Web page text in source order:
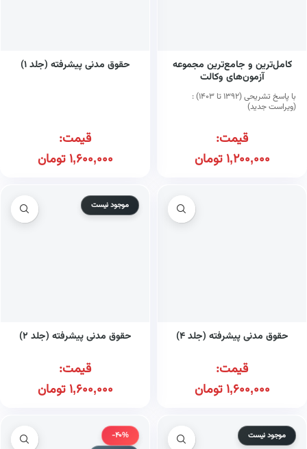
کامل‌ترین و جامع‌ترین مجموعه
آزمون‌های وکالت
با پاسخ تشریحی (۱۳۹۲ تا ۱۴۰۳) :
(ویراست جدید)
قیمت:
1,200,000تومان
حقوق مدنی پیشرفته (جلد ۱)
قیمت:
1,600,000تومان
حقوق مدنی پیشرفته (جلد ۴)
قیمت:
1,600,000تومان
موجود نیست
حقوق مدنی پیشرفته (جلد ۲)
قیمت:
1,600,000تومان
موجود نیست
-40%